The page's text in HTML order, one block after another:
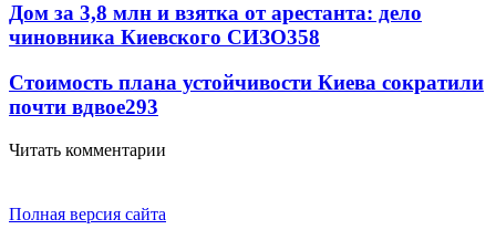
Дом за 3,8 млн и взятка от арестанта: дело
чиновника Киевского СИЗО358
Стоимость плана устойчивости Киева сократили
почти вдвое293
Читать комментарии
Полная версия сайта